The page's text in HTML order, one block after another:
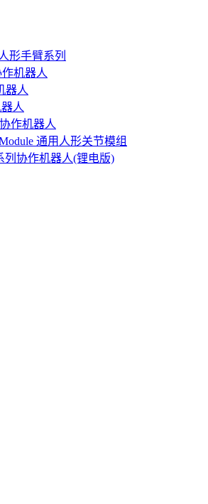
形手臂系列
机器人
器人
人
作机器人
通用人形关节模组
列协作机器人(锂电版)